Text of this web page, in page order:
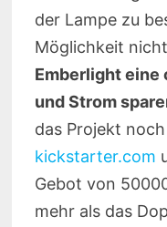
der Lampe zu
Möglichkeit
Emberlight eine
und Strom
das Projekt
kickstarter.com
Gebot von
mehr als das